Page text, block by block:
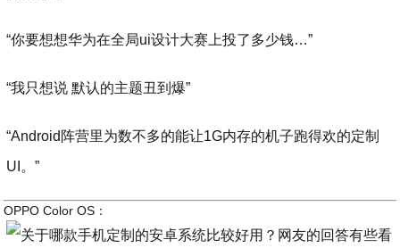
“你要想想华为在全局ui设计大赛上投了多少钱…”
“我只想说 默认的主题丑到爆”
“Android阵营里为数不多的能让1G内存的机子跑得欢的定制
UI。”
OPPO Color OS：